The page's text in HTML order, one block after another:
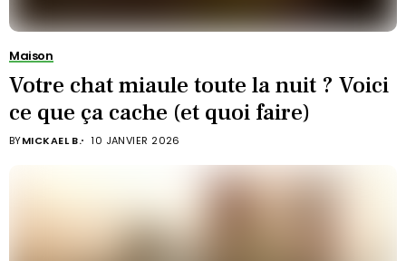
Maison
Votre chat miaule toute la nuit ? Voici
ce que ça cache (et quoi faire)
BYMICKAEL B. 10 JANVIER 2026